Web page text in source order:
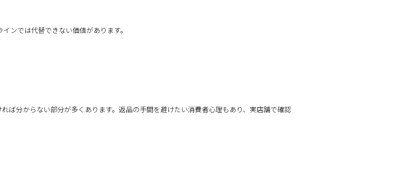
ンでは代替できない価値があります。
ば分からない部分が多くあります。返品の手間を避けたい消費者心理もあり、実店舗で確認